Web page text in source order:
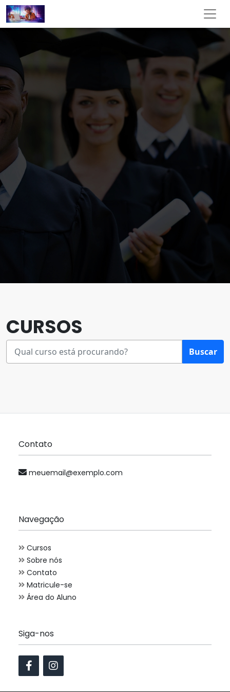
CURSOS
Buscar
Contato
meuemail@exemplo.com
Navegação
Cursos
Sobre nós
Contato
Matricule-se
Área do Aluno
Siga-nos